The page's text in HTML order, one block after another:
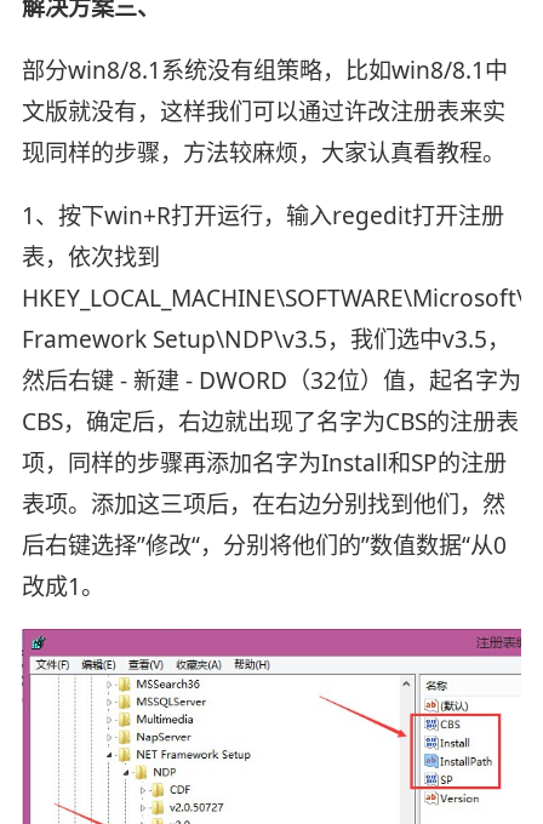
解决方案三、
部分win8/8.1系统没有组策略，比如win8/8.1中
文版就没有，这样我们可以通过许改注册表来实
现同样的步骤，方法较麻烦，大家认真看教程。
1、按下win+R打开运行，输入regedit打开注册
表，依次找到
Framework Setup\NDP\v3.5，我们选中v3.5，
然后右键 - 新建 - DWORD（32位）值，起名字为
CBS，确定后，右边就出现了名字为CBS的注册表
项，同样的步骤再添加名字为Install和SP的注册
表项。添加这三项后，在右边分别找到他们，然
后右键选择”修改“，分别将他们的”数值数据“从0
改成1。